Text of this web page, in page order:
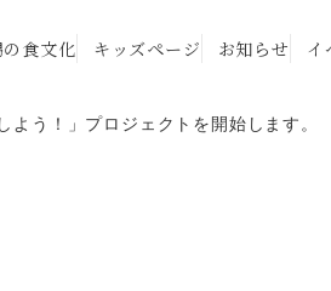
食文化 キッズページ お知らせ イ
う！」プロジェクトを開始します。